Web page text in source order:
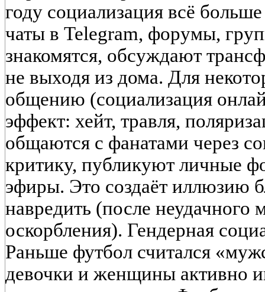
году социализация всё
чаты в Telegram, форумы,
знакомятся, обсуждают
не выходя из дома. Для
общению (социализация
эффект: хейт, травля,
общаются с фанатами через
критику, публикуют личные
эфиры. Это создаёт иллюзию
навредить (после неудачного
оскорбления). Гендерная
Раньше футбол считался
девочки и женщины активно